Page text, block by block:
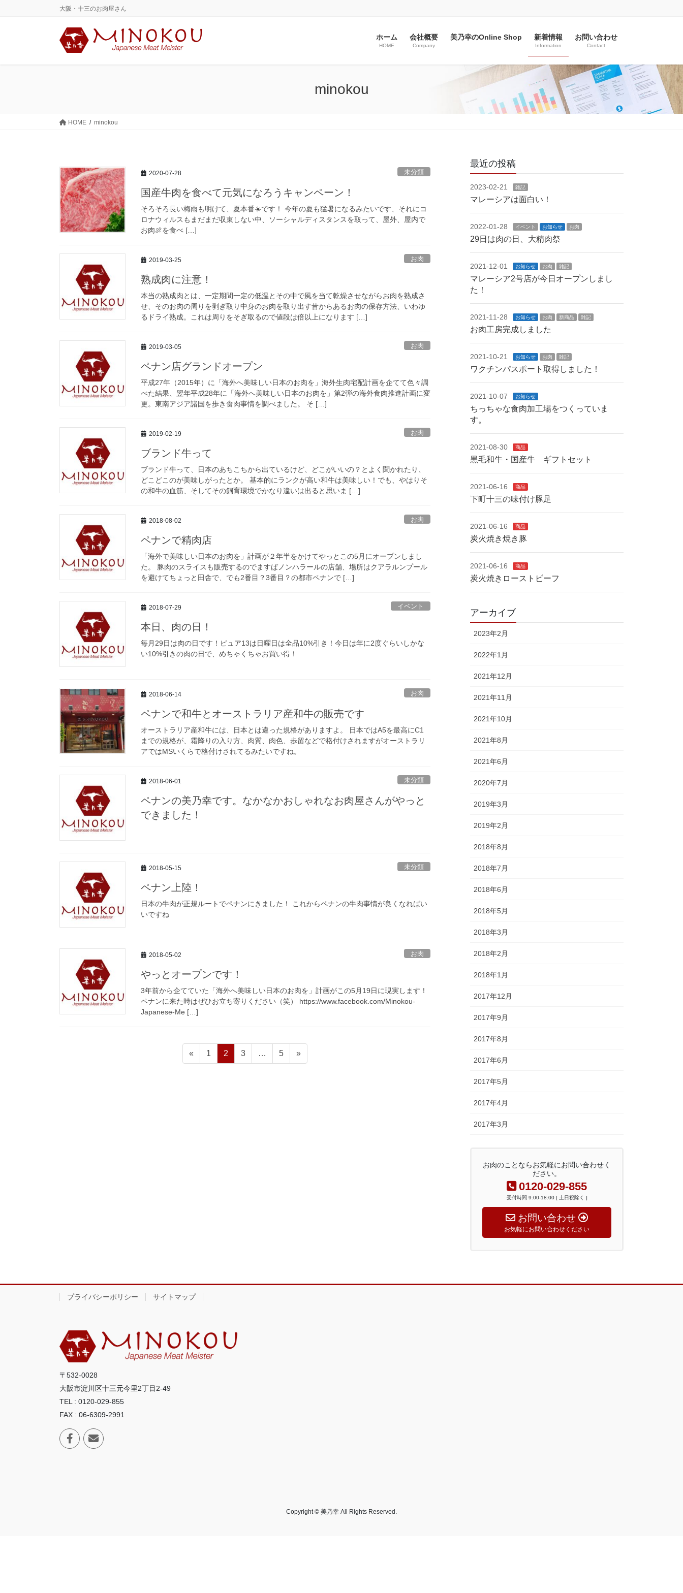
大阪・十三のお肉屋さん
ホーム
HOME
会社概要
Company
美乃幸のOnline Shop 新着情報
Information
お問い合わせ
Contact
minokou
HOME minokou
2020-07-28 未分類
国産牛肉を食べて元気になろうキャンペーン！
そろそろ長い梅雨も明けて、夏本番☀️です！ 今年の夏も猛暑になるみたいです、それにコ
ロナウィルスもまだまだ収束しない中、ソーシャルディスタンスを取って、屋外、屋内で
お肉🍖を食べ […]
2019-03-25 お肉
熟成肉に注意！
本当の熟成肉とは、一定期間一定の低温とその中で風を当て乾燥させながらお肉を熟成さ
せ、そのお肉の周りを剥ぎ取り中身のお肉を取り出す昔からあるお肉の保存方法、いわゆ
るドライ熟成。これは周りをそぎ取るので値段は倍以上になります […]
2019-03-05 お肉
ペナン店グランドオープン
平成27年（2015年）に「海外へ美味しい日本のお肉を」海外生肉宅配計画を企てて色々調
べた結果、翌年平成28年に「海外へ美味しい日本のお肉を」第2弾の海外食肉推進計画に変
更。東南アジア諸国を歩き食肉事情を調べました。 そ […]
2019-02-19 お肉
ブランド牛って
ブランド牛って、日本のあちこちから出ているけど、どこがいいの？とよく聞かれたり、
どこどこのが美味しがったとか。 基本的にランクが高い和牛は美味しい！でも、やはりそ
の和牛の血筋、そしてその飼育環境でかなり違いは出ると思いま […]
2018-08-02 お肉
ペナンで精肉店
「海外で美味しい日本のお肉を」計画が２年半をかけてやっとこの5月にオープンしまし
た。 豚肉のスライスも販売するのでますばノンハラールの店舗、場所はクアラルンプール
を避けてちょっと田舎で、でも2番目？3番目？の都市ペナンで […]
2018-07-29 イベント
本日、肉の日！
毎月29日は肉の日です！ピュア13は日曜日は全品10%引き！今日は年に2度ぐらいしかな
い10%引きの肉の日で、めちゃくちゃお買い得！
2018-06-14 お肉
ペナンで和牛とオーストラリア産和牛の販売です
オーストラリア産和牛には、日本とは違った規格がありますよ。 日本ではA5を最高にC1
までの規格が、霜降りの入り方、肉質、肉色、歩留などで格付けされますがオーストラリ
アではMSいくらで格付けされてるみたいですね。
2018-06-01 未分類
ペナンの美乃幸です。なかなかおしゃれなお肉屋さんがやっと
できました！
2018-05-15 未分類
ペナン上陸！
日本の牛肉が正規ルートでペナンにきました！ これからペナンの牛肉事情が良くなればい
いですね
2018-05-02 お肉
やっとオープンです！
3年前から企てていた「海外へ美味しい日本のお肉を」計画がこの5月19日に現実します！
ペナンに来た時はぜひお立ち寄りください（笑） https://www.facebook.com/Minokou-
Japanese-Me […]
«
ペ
ー
1
ペ
ー
2
ペ
ー
3 …
ペ
ー
5 »
最近の投稿
2023-02-21 雑記
マレーシアは面白い！
2022-01-28 イベント お知らせ お肉
29日は肉の日、大精肉祭
2021-12-01 お知らせ お肉 雑記
マレーシア2号店が今日オープンしまし
た！
2021-11-28 お知らせ お肉 新商品 雑記
お肉工房完成しました
2021-10-21 お知らせ お肉 雑記
ワクチンパスポート取得しました！
2021-10-07 お知らせ
ちっちゃな食肉加工場をつくっていま
す。
2021-08-30 商品
黒毛和牛・国産牛 ギフトセット
2021-06-16 商品
下町十三の味付け豚足
2021-06-16 商品
炭火焼き焼き豚
2021-06-16 商品
炭火焼きローストビーフ
アーカイブ
2023年2月
2022年1月
2021年12月
2021年11月
2021年10月
2021年8月
2021年6月
2020年7月
2019年3月
2019年2月
2018年8月
2018年7月
2018年6月
2018年5月
2018年3月
2018年2月
2018年1月
2017年12月
2017年9月
2017年8月
2017年6月
2017年5月
2017年4月
2017年3月
お肉のことならお気軽にお問い合わせく
ださい。
0120-029-855
受付時間 9:00-18:00 [ 土日祝除く ]
お問い合わせ
お気軽にお問い合わせください
プライバシーポリシー サイトマップ
〒532-0028
大阪市淀川区十三元今里2丁目2-49
TEL : 0120-029-855
FAX : 06-6309-2991
Copyright © 美乃幸 All Rights Reserved.